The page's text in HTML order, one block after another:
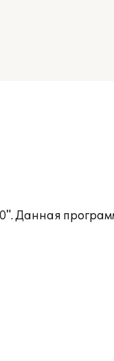
Данная